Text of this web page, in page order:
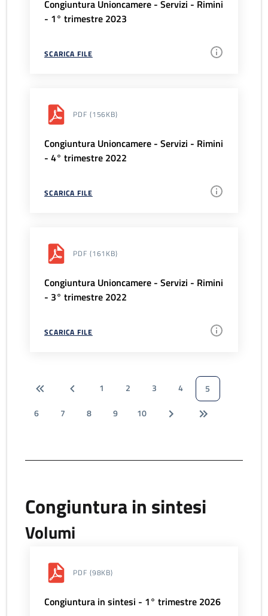
Congiuntura Unioncamere - Servizi - Rimini
- 1° trimestre 2023
SCARICA FILE
PDF (156KB)
Congiuntura Unioncamere - Servizi - Rimini
- 4° trimestre 2022
SCARICA FILE
PDF (161KB)
Congiuntura Unioncamere - Servizi - Rimini
- 3° trimestre 2022
SCARICA FILE
1 2 3 4
5
6
7 8 9 10
Congiuntura in sintesi
Volumi
PDF (98KB)
Congiuntura in sintesi - 1° trimestre 2026